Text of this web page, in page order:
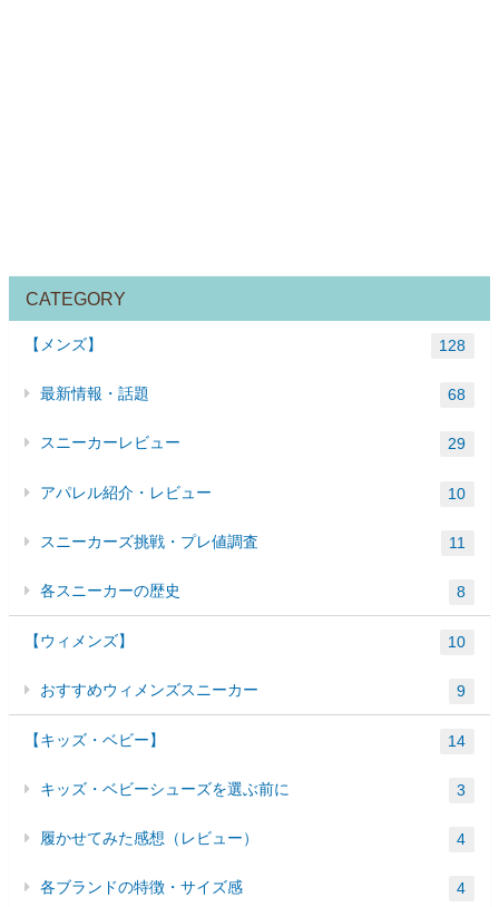
CATEGORY
【メンズ】 128
最新情報・話題 68
スニーカーレビュー 29
アパレル紹介・レビュー 10
スニーカーズ挑戦・プレ値調査 11
各スニーカーの歴史 8
【ウィメンズ】 10
おすすめウィメンズスニーカー 9
【キッズ・ベビー】 14
キッズ・ベビーシューズを選ぶ前に 3
履かせてみた感想（レビュー） 4
各ブランドの特徴・サイズ感 4